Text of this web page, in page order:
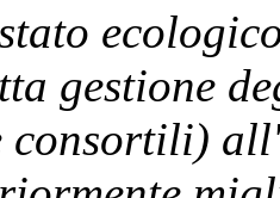
gestione